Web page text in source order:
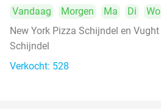
Vandaag Morgen Ma Di Wo
New York Pizza Schijndel en Vught
Schijndel
Verkocht: 528